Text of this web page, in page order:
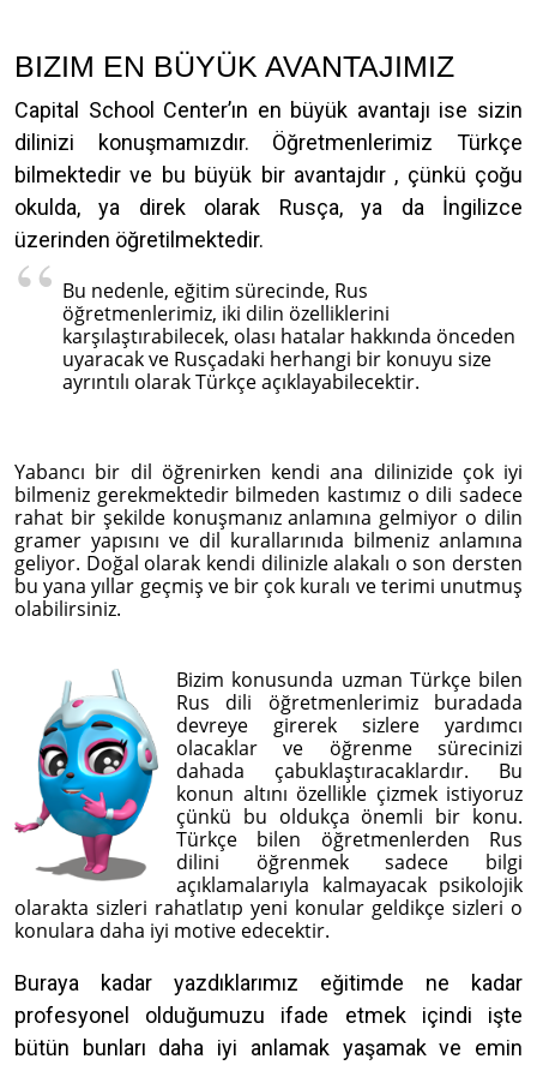
BIZIM EN BÜYÜK AVANTAJIMIZ
Capital School Center’ın en büyük avantajı ise sizin
dilinizi konuşmamızdır. Öğretmenlerimiz Türkçe
bilmektedir ve bu büyük bir avantajdır , çünkü çoğu
okulda, ya direk olarak Rusça, ya da İngilizce
üzerinden öğretilmektedir.
Bu nedenle, eğitim sürecinde, Rus
öğretmenlerimiz, iki dilin özelliklerini
karşılaştırabilecek, olası hatalar hakkında önceden
uyaracak ve Rusçadaki herhangi bir konuyu size
ayrıntılı olarak Türkçe açıklayabilecektir.
Yabancı bir dil öğrenirken kendi ana dilinizide çok iyi
bilmeniz gerekmektedir bilmeden kastımız o dili sadece
rahat bir şekilde konuşmanız anlamına gelmiyor o dilin
gramer yapısını ve dil kurallarınıda bilmeniz anlamına
geliyor. Doğal olarak kendi dilinizle alakalı o son dersten
bu yana yıllar geçmiş ve bir çok kuralı ve terimi unutmuş
olabilirsiniz.
Bizim konusunda uzman Türkçe bilen
Rus dili öğretmenlerimiz buradada
devreye girerek sizlere yardımcı
olacaklar ve öğrenme sürecinizi
dahada çabuklaştıracaklardır. Bu
konun altını özellikle çizmek istiyoruz
çünkü bu oldukça önemli bir konu.
Türkçe bilen öğretmenlerden Rus
dilini öğrenmek sadece bilgi
açıklamalarıyla kalmayacak psikolojik
olarakta sizleri rahatlatıp yeni konular geldikçe sizleri o
konulara daha iyi motive edecektir.
Buraya kadar yazdıklarımız eğitimde ne kadar
profesyonel olduğumuzu ifade etmek içindi işte
bütün bunları daha iyi anlamak yaşamak ve emin